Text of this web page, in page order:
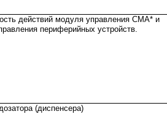
действий модуля управления СМА* и
периферийных устройств.
(диспенсера)